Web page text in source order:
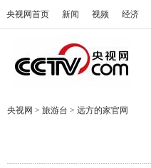
央视网首页 新闻 视频 经济
央视网 > 旅游台 > 远方的家官网